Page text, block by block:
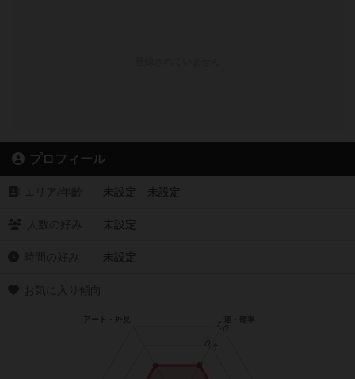
プロフィール
未設定 未設定
未設定
未設定